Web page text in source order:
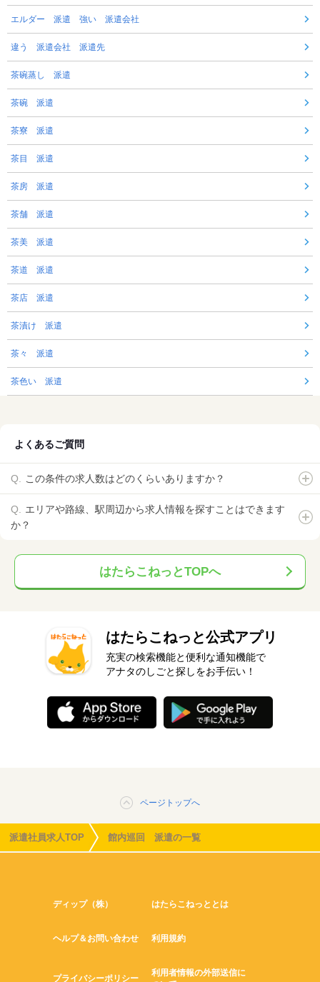
エルダー 派遣 強い 派遣会社
違う 派遣会社 派遣先
茶碗蒸し 派遣
茶碗 派遣
茶寮 派遣
茶目 派遣
茶房 派遣
茶舗 派遣
茶美 派遣
茶道 派遣
茶店 派遣
茶漬け 派遣
茶々 派遣
茶色い 派遣
よくあるご質問
この条件の求人数はどのくらいありますか？
エリアや路線、駅周辺から求人情報を探すことはできます
か？
はたらこねっとTOPへ
はたらこねっと公式アプリ
充実の検索機能と便利な通知機能で
アナタのしごと探しをお手伝い！
ページトップへ
派遣社員求人TOP 館内巡回 派遣の一覧
ディップ（株） はたらこねっととは
ヘルプ＆お問い合わせ 利用規約
プライバシーポリシー
利用者情報の外部送信に